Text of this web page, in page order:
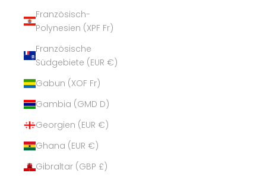
Französisch-
Polynesien (XPF Fr)
Französische
Südgebiete (EUR €)
Gabun (XOF Fr)
Gambia (GMD D)
Georgien (EUR €)
Ghana (EUR €)
Gibraltar (GBP £)